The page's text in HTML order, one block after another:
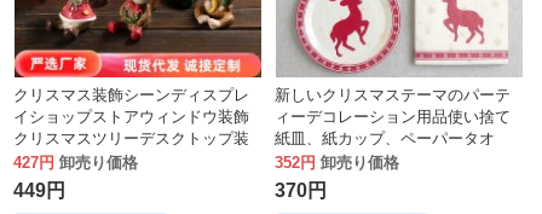
クリスマス装飾シーンディスプレ
イショップストアウィンドウ装飾
クリスマスツリーデスクトップ装
飾小道具
427円 卸売り価格
449円
新しいクリスマステーマのパーテ
ィーデコレーション用品使い捨て
紙皿、紙カップ、ペーパータオ
ル、エルクディナープレート、食
器セット
352円 卸売り価格
370円